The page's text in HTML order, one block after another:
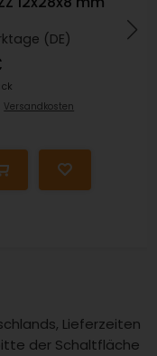
(DE)
Versandkosten
Lieferzeiten
der Schaltfläche